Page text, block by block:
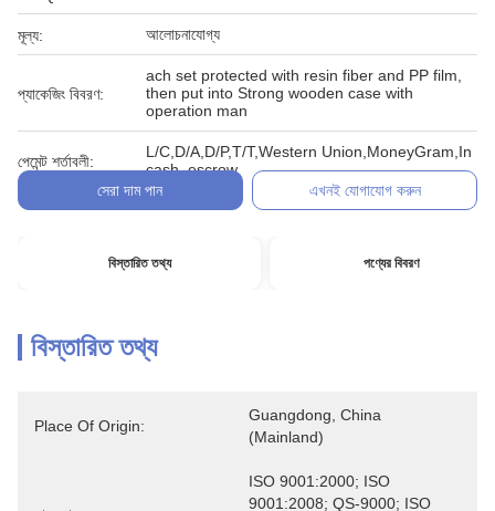
মূল্য: আলোচনাযোগ্য
প্যাকেজিং বিবরণ:
ach set protected with resin fiber and PP film,
then put into Strong wooden case with
operation man
পেমেন্ট শর্তাবলী:
L/C,D/A,D/P,T/T,Western Union,MoneyGram,In
cash, escrow
সেরা দাম পান
এখনই যোগাযোগ করুন
বিস্তারিত তথ্য পণ্যের বিবরণ
বিস্তারিত তথ্য
Place Of Origin:
Guangdong, China
(Mainland)
ISO 9001:2000; ISO
9001:2008; QS-9000; ISO